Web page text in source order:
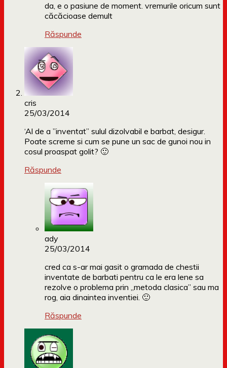
da, e o pasiune de moment. vremurile oricum sunt
căcăcioase demult
Răspunde
cris
25/03/2014
‘Al de a ”inventat” sulul dizolvabil e barbat, desigur.
Poate screme si cum se pune un sac de gunoi nou in
cosul proaspat golit? 🙂
Răspunde
ady
25/03/2014
cred ca s-ar mai gasit o gramada de chestii
inventate de barbati pentru ca le era lene sa
rezolve o problema prin „metoda clasica” sau ma
rog, aia dinaintea inventiei. 🙂
Răspunde